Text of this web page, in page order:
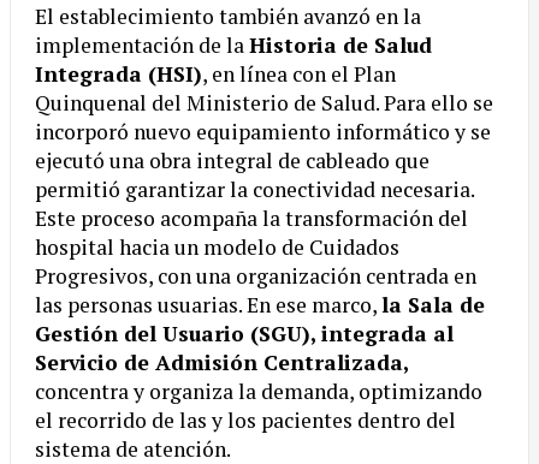
El establecimiento también avanzó en la
implementación de la Historia de Salud
Integrada (HSI), en línea con el Plan
Quinquenal del Ministerio de Salud. Para ello se
incorporó nuevo equipamiento informático y se
ejecutó una obra integral de cableado que
permitió garantizar la conectividad necesaria.
Este proceso acompaña la transformación del
hospital hacia un modelo de Cuidados
Progresivos, con una organización centrada en
las personas usuarias. En ese marco,la Sala de
Gestión del Usuario (SGU), integrada al
Servicio de Admisión Centralizada,
concentra y organiza la demanda, optimizando
el recorrido de las y los pacientes dentro del
sistema de atención.